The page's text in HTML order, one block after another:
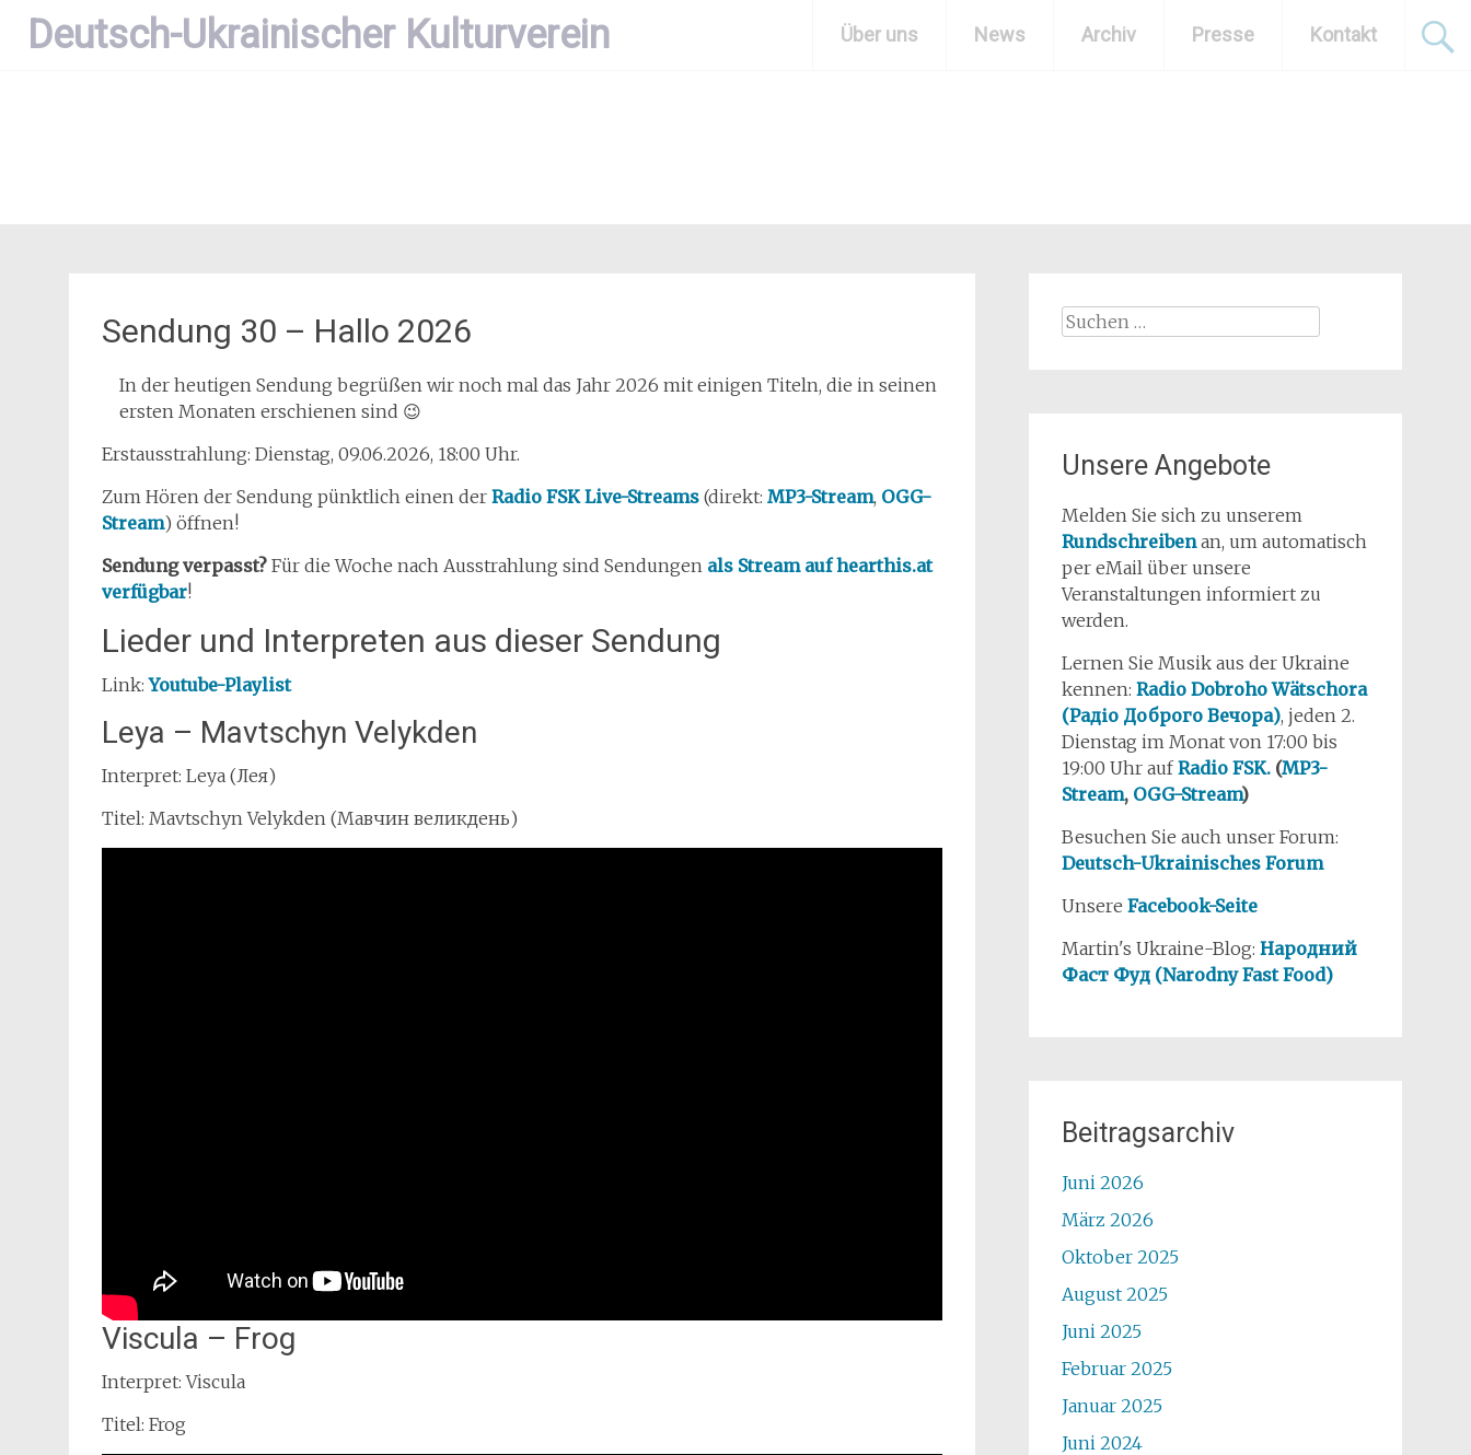
Zum
InhaltDeutsch-Ukrainischer Kulturverein Über uns News Archiv Presse Kontakt
Sendung 30 – Hallo 2026
In der heutigen Sendung begrüßen wir noch mal das Jahr 2026 mit einigen Titeln, die in seinen
ersten Monaten erschienen sind 😉
Erstausstrahlung: Dienstag, 09.06.2026, 18:00 Uhr.
Zum Hören der Sendung pünktlich einen der Radio FSK Live-Streams (direkt: MP3-Stream, OGG-
Stream) öffnen!
Sendung verpasst? Für die Woche nach Ausstrahlung sind Sendungen als Stream auf hearthis.at
verfügbar!
Lieder und Interpreten aus dieser Sendung
Link:Youtube-Playlist
Leya – Mavtschyn Velykden
Interpret: Leya (Лея)
Titel: Mavtschyn Velykden (Мавчин великдень)
Viscula – Frog
Interpret: Viscula
Titel: Frog
Suchen
Unsere Angebote
Melden Sie sich zu unserem
Rundschreibenan, um automatisch
per eMail über unsere
Veranstaltungen informiert zu
werden.
Lernen Sie Musik aus der Ukraine
kennen: Radio Dobroho Wätschora
(Радіо Доброго Вечора), jeden 2.
Dienstag im Monat von 17:00 bis
19:00 Uhr aufRadio FSK.(MP3-
Stream, OGG-Stream)
Besuchen Sie auch unser Forum:
Deutsch-Ukrainisches Forum
Unsere Facebook-Seite
Martin's Ukraine-Blog: Народний
Фаст Фуд (Narodny Fast Food)
Beitragsarchiv
Juni 2026
März 2026
Oktober 2025
August 2025
Juni 2025
Februar 2025
Januar 2025
Juni 2024